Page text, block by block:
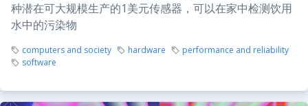
种潜在可大规模生产的1美元传感器，可以在家中检测饮用
水中的污染物
computers and society hardware
performance and reliability
software